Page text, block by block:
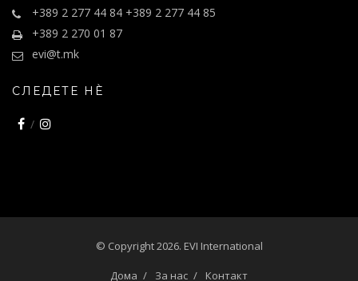
+389 2 277 44 84 +389 2 277 44 85
+389 2 270 01 87
evi@t.mk
СЛЕДЕТЕ НÈ
© Copyright 2026. EVI International
Дома За нас Контакт